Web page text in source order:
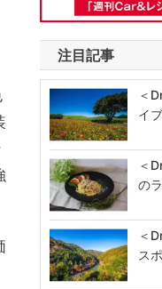
注目記事
＜
イ
＜
の
＜
ス